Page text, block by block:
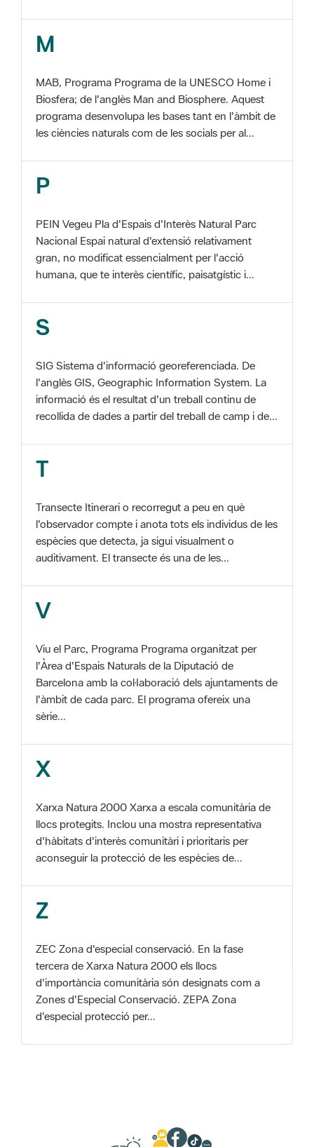
Biosfera; de l'anglès Man and Biosphere. Aquest
les ciències naturals com de les socials per al...
P
Nacional Espai natural d'extensió relativament
humana, que te interès científic, paisatgístic i...
S
l'anglès GIS, Geographic Information System. La
recollida de dades a partir del treball de camp i de...
T
auditivament. El transecte és una de les...
V
l'Àrea d'Espais Naturals de la Diputació de
l'àmbit de cada parc. El programa ofereix una
sèrie...
X
llocs protegits. Inclou una mostra representativa
aconseguir la protecció de les espècies de...
Z
tercera de Xarxa Natura 2000 els llocs
Zones d'Especial Conservació. ZEPA Zona
d'especial protecció per...